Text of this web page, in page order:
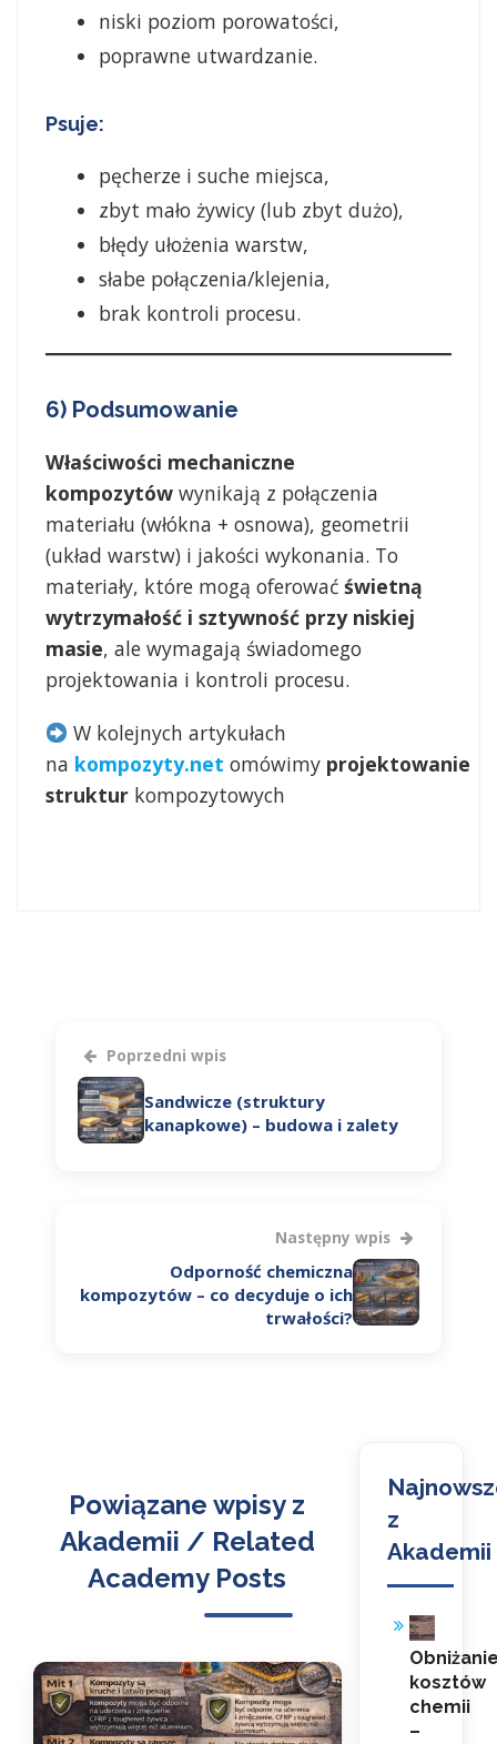
niski poziom porowatości,
poprawne utwardzanie.
Psuje:
pęcherze i suche miejsca,
zbyt mało żywicy (lub zbyt dużo),
błędy ułożenia warstw,
słabe połączenia/klejenia,
brak kontroli procesu.
6) Podsumowanie
Właściwości mechaniczne
kompozytów wynikają z połączenia
materiału (włókna + osnowa), geometrii
(układ warstw) i jakości wykonania. To
materiały, które mogą oferować świetną
wytrzymałość i sztywność przy niskiej
masie, ale wymagają świadomego
projektowania i kontroli procesu.
W kolejnych artykułach
na kompozyty.net omówimy projektowanie
struktur kompozytowych
Poprzedni wpis
Sandwicze (struktury
kanapkowe) – budowa i zalety
Następny wpis
Odporność chemiczna
kompozytów – co decyduje o ich
trwałości?
z
Akademii
kosztów
chemii
–
Powiązane wpisy z
Akademii / Related
Academy Posts